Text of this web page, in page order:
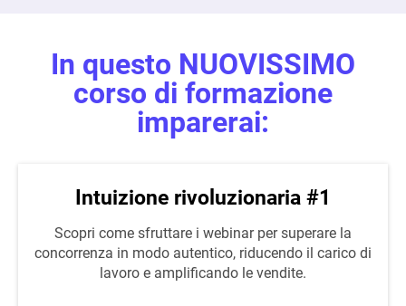
In questo NUOVISSIMO
corso di formazione
imparerai:
Intuizione rivoluzionaria #1
Scopri come sfruttare i webinar per superare la
concorrenza in modo autentico, riducendo il carico di
lavoro e amplificando le vendite.